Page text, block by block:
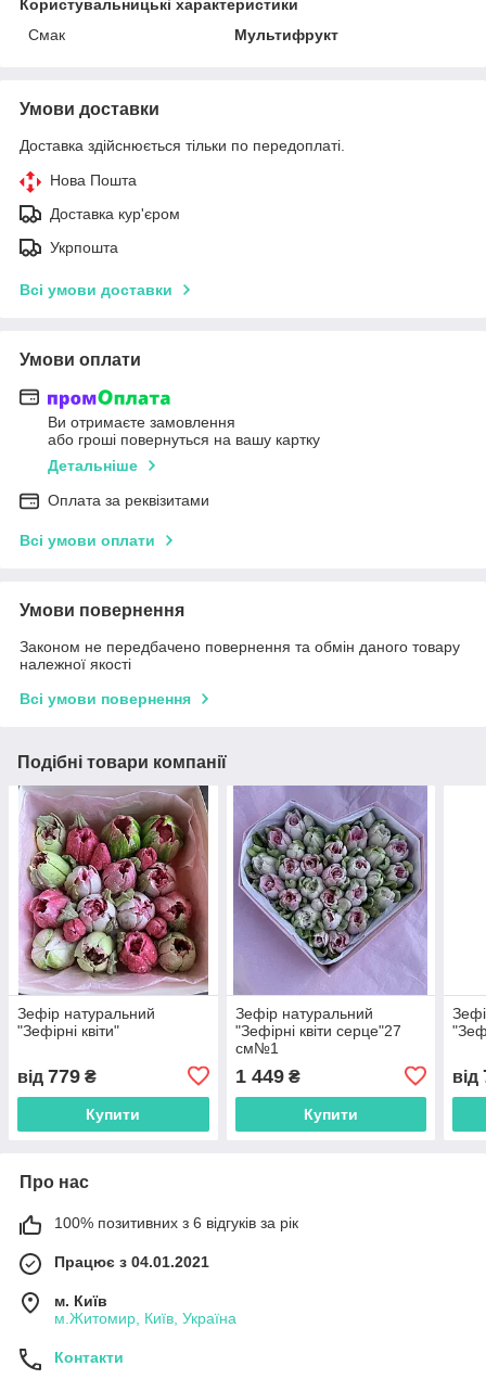
Користувальницькі характеристики
Смак
Мультифрукт
Умови доставки
Доставка здійснюється тільки по передоплаті.
Нова Пошта
Доставка кур'єром
Укрпошта
Всі умови доставки
Умови оплати
Ви отримаєте замовлення
або гроші повернуться на вашу картку
Детальніше
Оплата за реквізитами
Всі умови оплати
Умови повернення
Законом не передбачено повернення та обмін даного товару
належної якості
Всі умови повернення
Подібні товари компанії
Зефір натуральний
"Зефірні квіти"
від 779 ₴
Купити
Зефір натуральний
"Зефірні квіти серце"27
см№1
1 449₴
Купити
від
Про нас
100% позитивних з 6 відгуків за рік
Працює з 04.01.2021
м. Київ
м.Житомир, Київ, Україна
Контакти